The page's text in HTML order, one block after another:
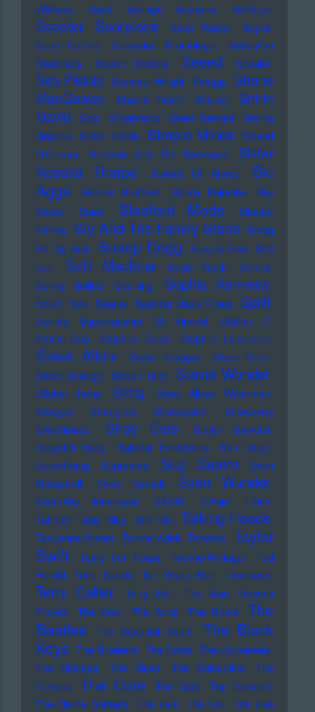
Williams
Sault Schnipo Schranke Schürze
Scooter Scorpions Scott Walker
Scycs
Sean Combs
Sebastian Krumbiegel
Sebastian
Studnitzky
Secret Secrets Seeed Sepalot
Sex Pistols Seymour Wright Shaggy Shane
MacGowan
Shania Twain Shellac
Shirin
David
Sido Silbermond Silent Servant Simina
Grigoriu Simon Harris Simple Minds Sinead
O'Connor
Siouxsie And The Banshees
Sister
Rosetta Tharpe
Sisters Of Mercy
Ski
Aggu
Skinner Brothers Skinny Pelembe
Sky
Saxon
Slade Sleaford Mods
Sleater-
Kinney Sly And The Family Stone Smag
Pa Dig Selv Snoop Dogg Soap & Skin Soft
Cell
Soft Machine Sonic Youth
Sonics
Sonny Rollins
Soolking Sophia Kennedy
South Park Sparks Spencer Davis Group Spliff
Sprints Squarepusher St. Vincent
Station 17
Status Quo
Stephan Sulke Stephen Luscombe
Steve Albini Steve Cropper
Steve Miller
Steve Strange Steven Tyler Stevie Wonder
Stieber Twins Sting
Stock Aitken Waterman
Stooges
Stranglers Stratocaster
Strawberry
Switchblade
Stray Cats
Sufjan Stevens
Sugarhill Gang
Suicidal Tendencies
Sun Diego
Supertramp
Supremes Suzi Quatro
Sven
Marquardt
Sven Tasnadi Sven Wunder
Sven-Ake Johansson SXSW T-Pain
T.Rex
Tahnee Talay Riley Talk Talk Talking Heads
Tangerine Dream Tanner Adell Tarwater Taylor
Swift
Tears For Fears Techno-Wikinger
Ted
Herold
Teho Teardo Ten Years After Terranova
Terry Callier Terry Hall
The Alan Parsons
Project
The Arcs The Avicii The B-52s
The
Beatles
The Beautiful South
The Black
Keys The Bluebells The Byrds The Carpenters
The Champs
The Clash The Colourfield
The
Cramps
The Cure The Curs
The Damned
The Divine Comedy
The Eels The Fall
The Five